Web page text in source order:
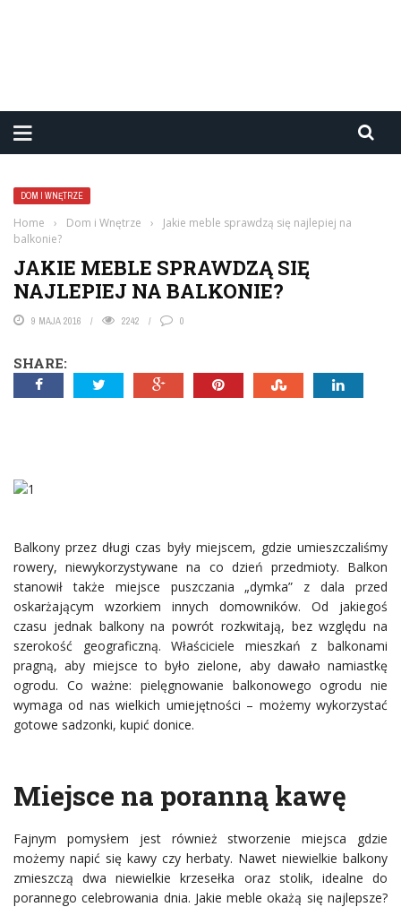
DOM I WNĘTRZE
Home › Dom i Wnętrze ›
Jakie meble sprawdzą się najlepiej na
balkonie?
JAKIE MEBLE SPRAWDZĄ SIĘ
NAJLEPIEJ NA BALKONIE?
9 MAJA 2016 2242 0
SHARE:
Balkony przez długi czas były miejscem, gdzie umieszczaliśmy
rowery, niewykorzystywane na co dzień przedmioty. Balkon
stanowił także miejsce puszczania „dymka” z dala przed
oskarżającym wzorkiem innych domowników. Od jakiegoś
czasu jednak balkony na powrót rozkwitają, bez względu na
szerokość geograficzną. Właściciele mieszkań z balkonami
pragną, aby miejsce to było zielone, aby dawało namiastkę
ogrodu. Co ważne: pielęgnowanie balkonowego ogrodu nie
wymaga od nas wielkich umiejętności – możemy wykorzystać
gotowe sadzonki, kupić donice.
Miejsce na poranną kawę
Fajnym pomysłem jest również stworzenie miejsca gdzie
możemy napić się kawy czy herbaty. Nawet niewielkie balkony
zmieszczą dwa niewielkie krzesełka oraz stolik, idealne do
porannego celebrowania dnia. Jakie meble okażą się najlepsze?